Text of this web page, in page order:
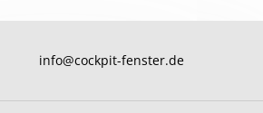
info@cockpit-fenster.de